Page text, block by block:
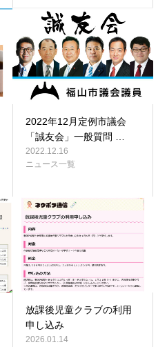
2022年12月定例市議会
「誠友会」一般質問 …
2022.12.16
ニュース一覧
放課後児童クラブの利用
申し込み
2026.01.14